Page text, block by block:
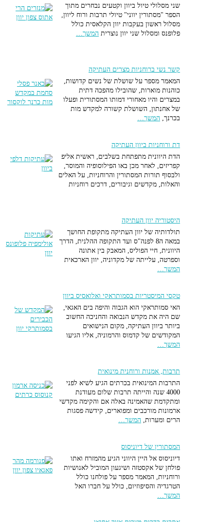
שני מסלולי טיול ביוון וקטעים נבחרים מתוך
הספר "מסתורין יווני" טיולי תרבות ורוח ליוון,
מסלול ראשון בעקבות יוון הקלאסית כולל
פלופנס ומסלול שני יוון נוצריתהמשך…
קשר נשי ברוחניות מצרים העתיקה
המאמר מספר על שושלת של נשים קדושות,
כוהנות מוארות, שהובילו מהפכה דתית
במצרים והיו מאחורי דמותו המסתורית ופעלו
של אחנתון, השושלת קשורה למקדש מות
בכרנך,המשך…
דת ורוחניות ביוון העתיקה
הדת היוונית מתפתחת בשלבים, ראשית אליפ
קפריזים, לאחר מכן באו הפילוסופיה והמוסר,
ולבסוף תורות המסתורין והרוחניות, על האלים
והאלות, מקדשים וגיבורים, דרכים רוחניות
היסטוריה יוון העתיקה
תולדותיה של יוון העתיקה מתקופת החושך
במאה ה8 לפנה"ס ועד התקופה ההלנית, הדרך
היוונית, חיי הפוליס, המאבק בין אתונה
וספרטה, עלייתה של מקדוניה, יוון הארכאית
המשך…
טקסי המיסטריות בסמותראקי ואלואסיס ביוון
האי סמותראקי הוא הגבוה והיפה בים האגאי,
שם היה את מקדש הנבואה והחניכה החשוב
ביותר ביוון העתיקה, מקום הנישואים
המקודשים של קדמוס והרמוניה, אליו הגיעו
המשך…
תרבות, אמנות ורוחנית מינואית
התרבות המינואית בכרתים הגיע לשיא לפני
4000 שנה והייתה תרבות שלום מעודנת
ומתקדמת שהאמינה באלה אם והקימה מקדשי
ארמונות מורכבים ומפוארים, קידשה פסגות
הרים ומערות,המשך…
המסתורין של דיוניסוס
דיוניסוס אל היין היווני הגיע מהמזרח ואתו
פולחן של אקסטזה ושיגעון המוביל לאנושיות
ורוחניות, המאמר מספר על פולחנו כולל
הטרגדיה והסיפוזיום, כולל על חברו האל
המשך…